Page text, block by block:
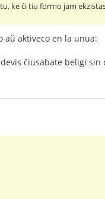
ke ĉi tiu formo jam
aŭ aktiveco en la unua:
ĉiusabate beligi